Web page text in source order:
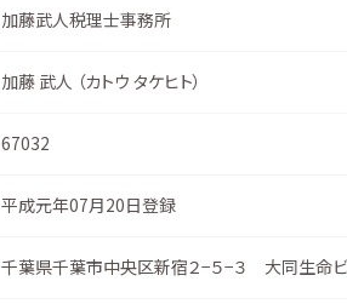
加藤武人税理士事務所
加藤 武人 （カトウ タケヒト）
67032
平成元年07月20日登録
千葉県千葉市中央区新宿２−５−３ 大同生命ビ